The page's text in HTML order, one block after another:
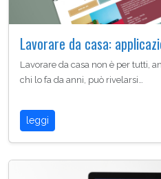
Lavorare da casa:
Lavorare da casa non è per tutti,
chi lo fa da anni, può rivelarsi…
leggi